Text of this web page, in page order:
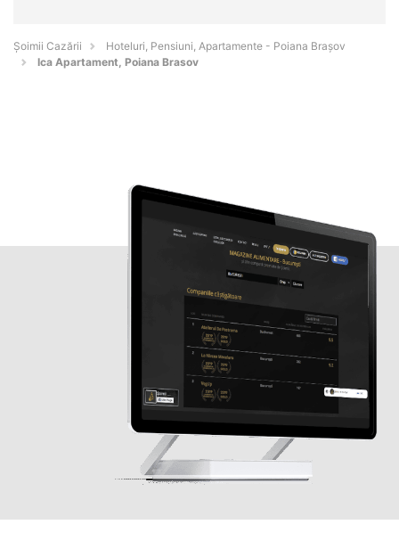
Șoimii Cazării
Hoteluri, Pensiuni, Apartamente - Poiana Braşov
Ica Apartament, Poiana Brasov